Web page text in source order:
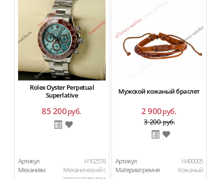
Rolex Oyster Perpetual
Superlative
85 200руб.
Артикул
H102578
Механизм
Механический с
Мужской кожаный браслет
2 900руб.
3 200руб.
Артикул
H400005
Материал ремня
Кожаный